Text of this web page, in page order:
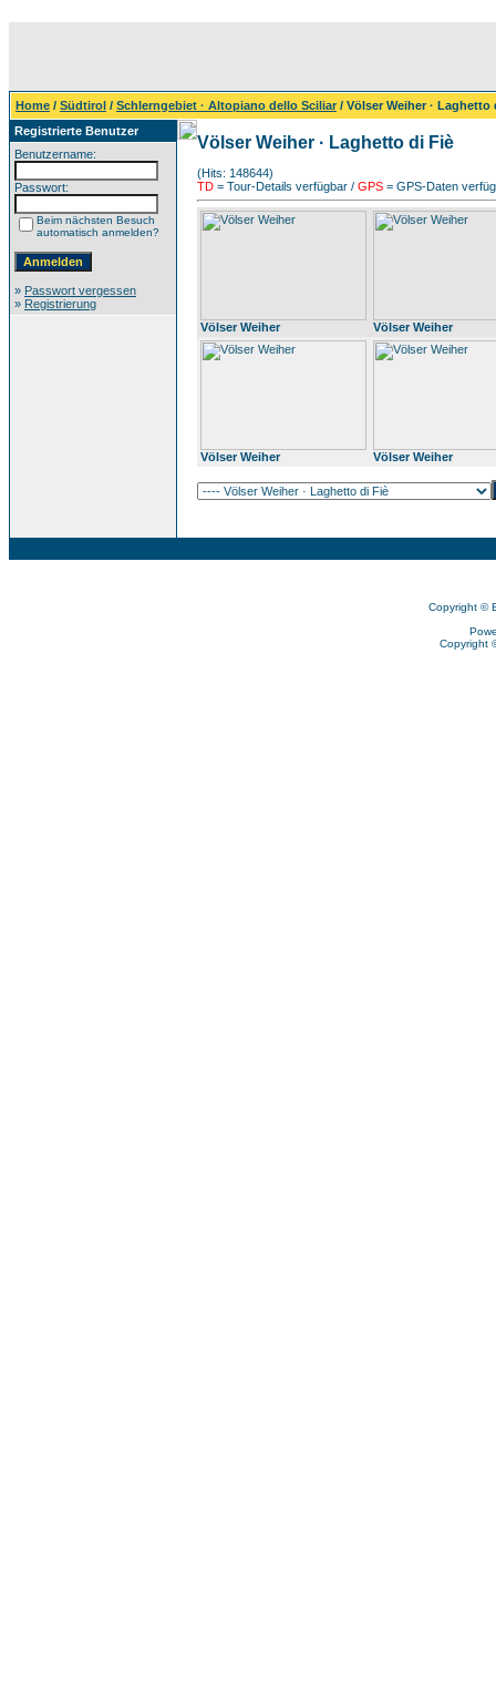
Home / Südtirol / Schlerngebiet · Altopiano dello Sciliar/ Völser Weiher · Laghetto
Registrierte Benutzer
Benutzername:
Passwort:
Beim nächsten Besuch
automatisch anmelden?
» Passwort vergessen
» Registrierung
Völser Weiher · Laghetto di Fiè
(Hits: 148644)
TD = Tour-Details verfügbar / GPS = GPS-Daten
Völser Weiher Völser Weiher
Völser Weiher Völser Weiher
Copyright ©
Copyright